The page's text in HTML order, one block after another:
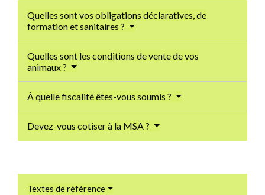
Quelles sont vos obligations déclaratives, de
formation et sanitaires ?
Quelles sont les conditions de vente de vos
animaux ?
À quelle fiscalité êtes-vous soumis ?
Devez-vous cotiser à la MSA ?
Textes de référence